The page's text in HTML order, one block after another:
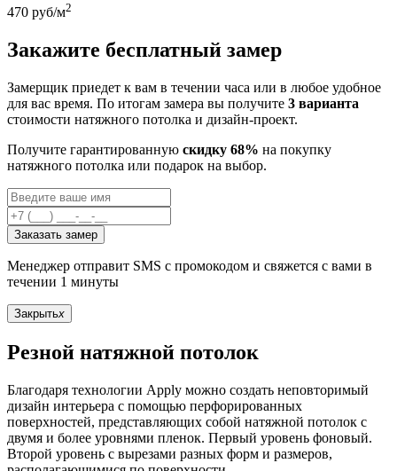
470 руб/м2
Закажите бесплатный замер
Замерщик приедет к вам в течении часа или в любое удобное
для вас время. По итогам замера вы получите 3 варианта
стоимости натяжного потолка и дизайн-проект.
Получите гарантированную скидку 68% на покупку
натяжного потолка или подарок на выбор.
Заказать замер
Менеджер отправит SMS с промокодом и свяжется с вами в
течении 1 минуты
Закрытьx
Резной натяжной потолок
Благодаря технологии Apply можно создать неповторимый
дизайн интерьера с помощью перфорированных
поверхностей, представляющих собой натяжной потолок с
двумя и более уровнями пленок. Первый уровень фоновый.
Второй уровень с вырезами разных форм и размеров,